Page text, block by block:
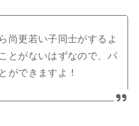
尚更若い子同士がするよ
とがないはずなので、パ
ができますよ！